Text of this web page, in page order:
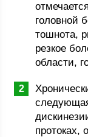
головной
тошнота,
резкое
области,
протоках,